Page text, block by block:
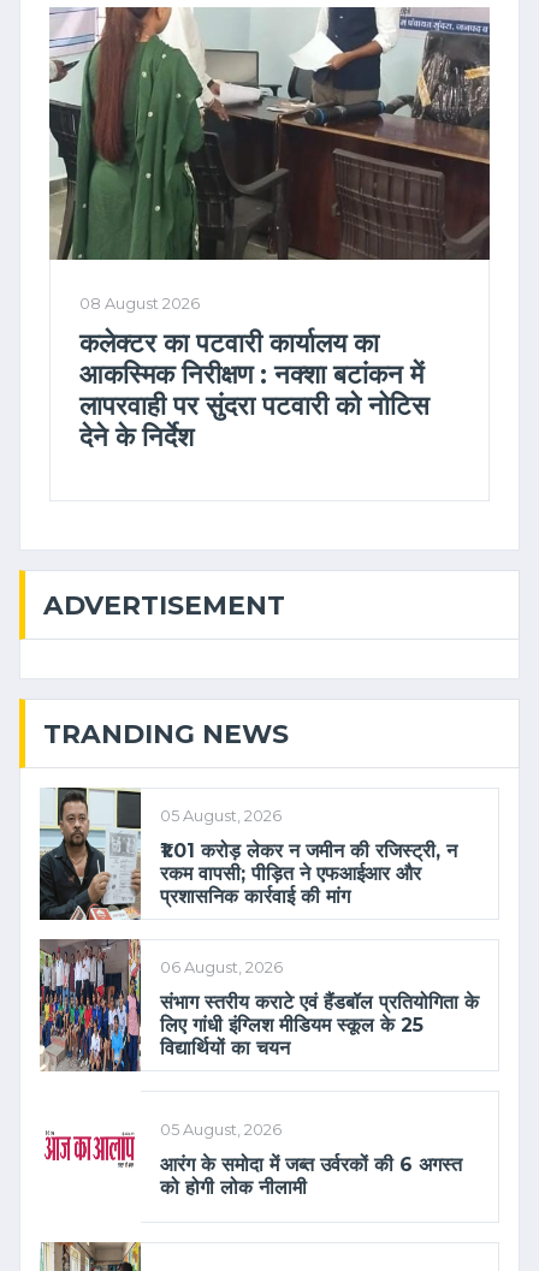
08 August 2026
कलेक्टर का पटवारी कार्यालय का
आकस्मिक निरीक्षण : नक्शा बटांकन में
लापरवाही पर सुंदरा पटवारी को नोटिस
देने के निर्देश
ADVERTISEMENT
TRANDING NEWS
05 August, 2026
₹1.01 करोड़ लेकर न जमीन की रजिस्ट्री, न
रकम वापसी; पीड़ित ने एफआईआर और
प्रशासनिक कार्रवाई की मांग
06 August, 2026
संभाग स्तरीय कराटे एवं हैंडबॉल प्रतियोगिता के
लिए गांधी इंग्लिश मीडियम स्कूल के 25
विद्यार्थियों का चयन
05 August, 2026
आरंग के समोदा में जब्त उर्वरकों की 6 अगस्त
को होगी लोक नीलामी